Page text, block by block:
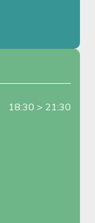
18:30 > 21:30